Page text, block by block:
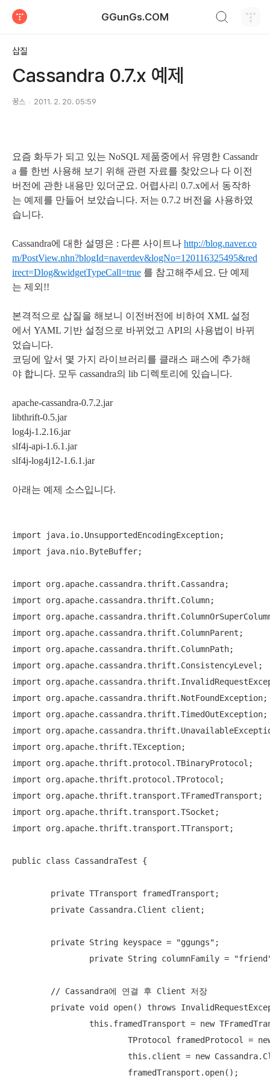
GGunGs.COM
삽질
Cassandra 0.7.x 예제
꿍스 2011. 2. 20. 05:59
요즘 화두가 되고 있는 NoSQL 제품중에서 유명한 Cassandr
a 를 한번 사용해 보기 위해 관련 자료를 찾았으나 다 이전
버전에 관한 내용만 있더군요. 어렵사리 0.7.x에서 동작하
는 예제를 만들어 보았습니다. 저는 0.7.2 버전을 사용하였
습니다.
Cassandra에 대한 설명은 : 다른 사이트나 http://blog.naver.co
m/PostView.nhn?blogId=naverdev&logNo=120116325495&red
irect=Dlog&widgetTypeCall=true 를 참고해주세요. 단 예제
는 제외!!
본격적으로 삽질을 해보니 이전버전에 비하여 XML 설정
에서 YAML 기반 설정으로 바뀌었고 API의 사용법이 바뀌
었습니다.
코딩에 앞서 몇 가지 라이브러리를 클래스 패스에 추가해
야 합니다. 모두 cassandra의 lib 디렉토리에 있습니다.
apache-cassandra-0.7.2.jar
libthrift-0.5.jar
log4j-1.2.16.jar
slf4j-api-1.6.1.jar
slf4j-log4j12-1.6.1.jar
아래는 예제 소스입니다.
import java.io.UnsupportedEncodingException;
import java.nio.ByteBuffer;
import org.apache.cassandra.thrift.Cassandra;
import org.apache.cassandra.thrift.Column;
import
import org.apache.cassandra.thrift.ColumnParent;
import org.apache.cassandra.thrift.ColumnPath;
import org.apache.cassandra.thrift.ConsistencyLevel;
import
import org.apache.cassandra.thrift.NotFoundException;
import org.apache.cassandra.thrift.TimedOutException;
import
import org.apache.thrift.TException;
import org.apache.thrift.protocol.TBinaryProtocol;
import org.apache.thrift.protocol.TProtocol;
import org.apache.thrift.transport.TFramedTransport;
import org.apache.thrift.transport.TSocket;
import org.apache.thrift.transport.TTransport;
public class CassandraTest {
        private TTransport framedTransport;
        private Cassandra.Client client;
        // Cassandra에 연결 후 Client 저장
private void open() throws